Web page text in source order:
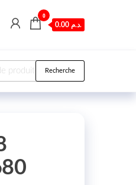
0
0.00 د.م.
pour : Recherche